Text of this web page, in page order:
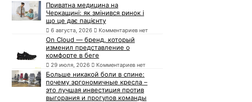
Приватна медицина на
Черкащині: як змінився ринок і
що це дає пацієнту
6 августа, 2026 Комментариев нет
On Cloud — бренд, который
изменил представление о
комфорте в беге
29 июля, 2026 Комментариев нет
Больше никакой боли в спине:
почему эргономичные кресла –
это лучшая инвестиция против
выгорания и прогулов команды